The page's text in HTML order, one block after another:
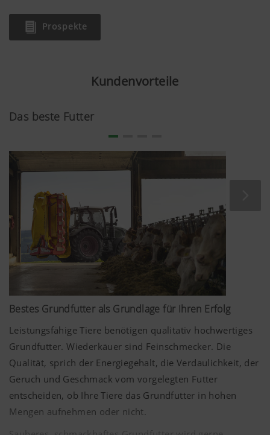
Prospekte
Kundenvorteile
Das beste Futter
Bestes Grundfutter als Grundlage für Ihren Erfolg
Leistungsfähige Tiere benötigen qualitativ hochwertiges
Grundfutter. Wiederkäuer sind Feinschmecker. Die
Qualität, sprich der Energiegehalt, die Verdaulichkeit, der
Geruch und Geschmack vom vorgelegten Futter
entscheiden, ob Ihre Tiere das Grundfutter in hohen
Mengen aufnehmen oder nicht.